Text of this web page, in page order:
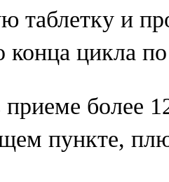
таблетку и
конца цикла
более
пункте,